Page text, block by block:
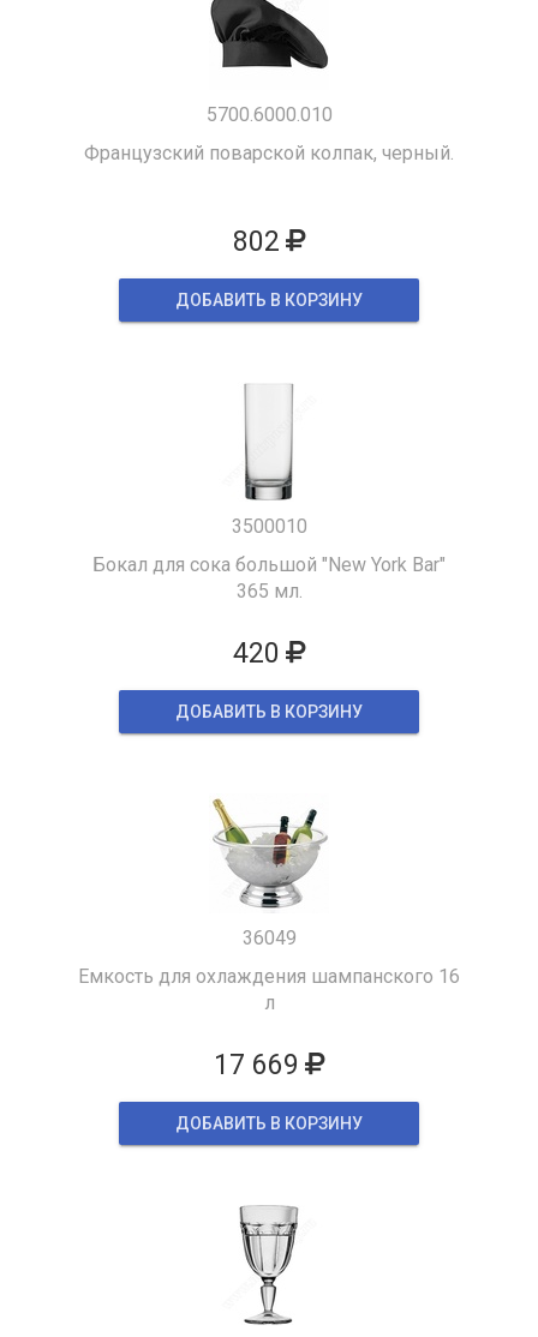
5700.6000.010
Французский поварской колпак, черный.
802
ДОБАВИТЬ В КОРЗИНУ
3500010
Бокал для сока большой "New York Bar"
365 мл.
420
ДОБАВИТЬ В КОРЗИНУ
36049
Емкость для охлаждения шампанского 16
л
17 669
ДОБАВИТЬ В КОРЗИНУ